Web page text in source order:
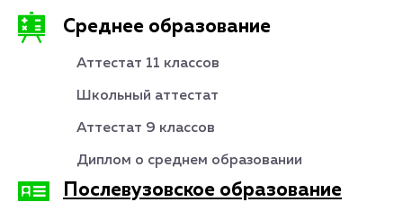
Среднее образование
Аттестат 11 классов
Школьный аттестат
Аттестат 9 классов
Диплом о среднем образовании
Послевузовское образование